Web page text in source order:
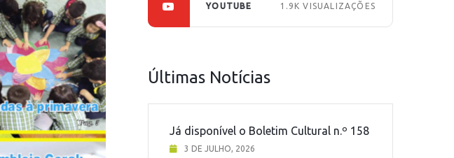
YOUTUBE 1.9K VISUALIZAÇÕES
Últimas Notícias
Já disponível o Boletim Cultural n.º 158
3 DE JULHO, 2026